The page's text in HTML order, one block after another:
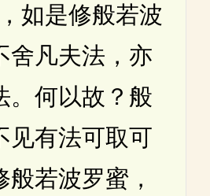
是修般若波
舍凡夫法，亦
。何以故？般
见有法可取可
若波罗蜜，